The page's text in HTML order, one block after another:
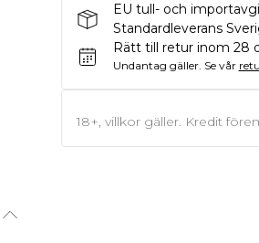
EU tull- och
Standardleverans
Rätt till retur inom 28
Undantag gäller. Se vår
18+, villkor gäller. Kredit